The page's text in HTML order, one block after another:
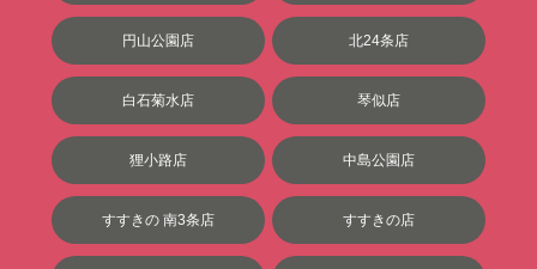
円山公園店 北24条店
白石菊水店 琴似店
狸小路店 中島公園店
すすきの 南3条店 すすきの店